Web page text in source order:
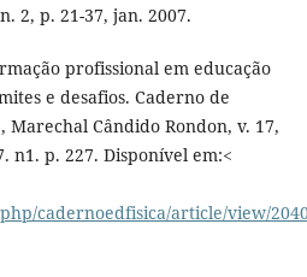
2, p. 21-37, jan. 2007.
profissional em educação
e desafios. Caderno de
Marechal Cândido Rondon, v. 17,
n1. p. 227. Disponível em:<
cadernoedfisica/article/view/